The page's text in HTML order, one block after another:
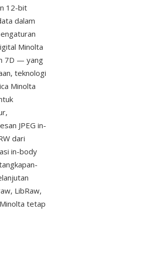
12-bit
dalam
Minolta
7D — yang
teknologi
Minolta
JPEG in-
dari
in-body
LibRaw,
tetap